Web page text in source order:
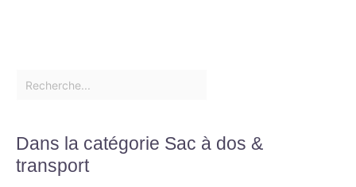
Dans la catégorie Sac à dos &
transport